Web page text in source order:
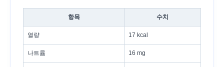
항목 수치
열량 17 kcal
나트륨 16 mg